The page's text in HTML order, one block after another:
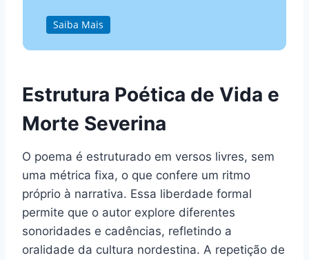
Saiba Mais
Estrutura Poética de Vida e
Morte Severina
O poema é estruturado em versos livres, sem
uma métrica fixa, o que confere um ritmo
próprio à narrativa. Essa liberdade formal
permite que o autor explore diferentes
sonoridades e cadências, refletindo a
oralidade da cultura nordestina. A repetição de